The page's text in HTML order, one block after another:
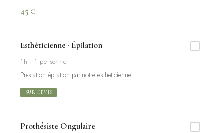
45 €
Esthéticienne · Épilation
1h · 1 personne
Prestation épilation par notre esthéticienne.
SUR DEVIS
Prothésiste Ongulaire